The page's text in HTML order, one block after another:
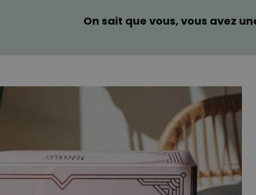
19,99 €
29,99 €
On sait que vous, vous avez